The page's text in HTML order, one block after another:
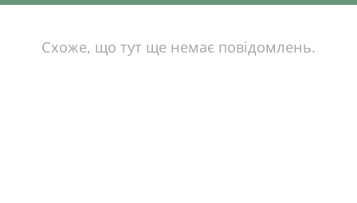
Схоже, що тут ще немає повідомлень.